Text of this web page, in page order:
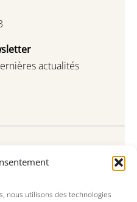
nous utilisons des technologies
actualités